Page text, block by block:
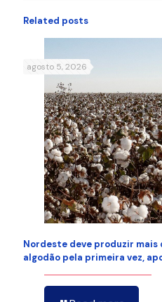
Related posts
agosto 5, 2026
Nordeste deve produzir mais
algodão pela primeira vez,